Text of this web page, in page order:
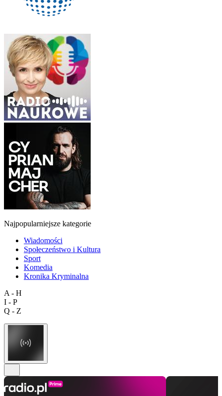
Najpopularniejsze kategorie
Wiadomości
Społeczeństwo i Kultura
Sport
Komedia
Kronika Kryminalna
A - H
I - P
Q - Z